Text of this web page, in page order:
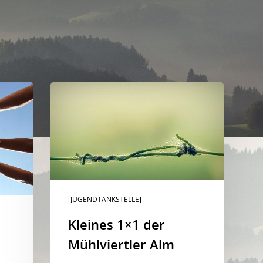
Mühlviertler
[JUGENDTANKSTELLE]
Kleines 1×1 der
Mühlviertler Alm